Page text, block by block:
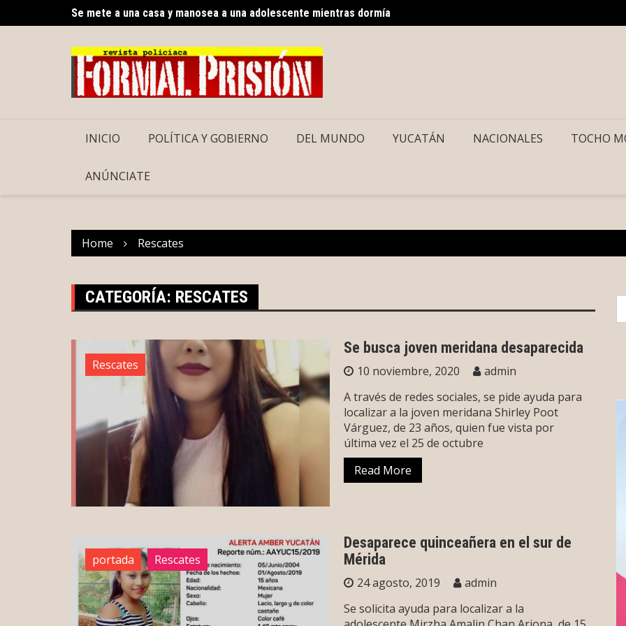
to
Gobierno del Renacimiento Maya facilitará traslados gratuitos vía Uber para usuarios del CREE
INICIO POLÍTICA Y GOBIERNO DEL MUNDO YUCATÁN NACIONALES TOCHO
ANÚNCIATE
Home Rescates
CATEGORÍA: RESCATES
Rescates
Se busca joven meridana desaparecida
10 noviembre, 2020
admin
A través de redes sociales, se pide ayuda para
localizar a la joven meridana Shirley Poot
Várguez, de 23 años, quien fue vista por
última vez el 25 de octubre
Read More
portada Rescates
Desaparece quinceañera en el sur de
Mérida
24 agosto, 2019
admin
Se solicita ayuda para localizar a la